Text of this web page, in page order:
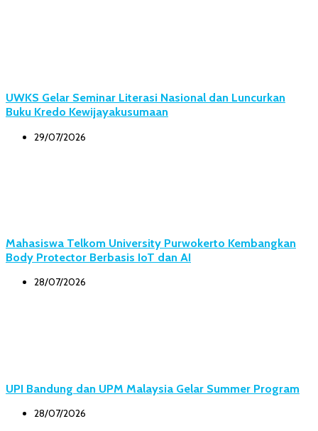
UWKS Gelar Seminar Literasi Nasional dan Luncurkan
Buku Kredo Kewijayakusumaan
29/07/2026
Mahasiswa Telkom University Purwokerto Kembangkan
Body Protector Berbasis IoT dan AI
28/07/2026
UPI Bandung dan UPM Malaysia Gelar Summer Program
28/07/2026